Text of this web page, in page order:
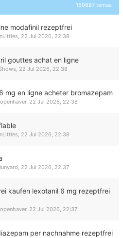
160687 temas
modafinil rezeptfrei
, 22 Jul 2026, 22:38
gouttes achat en ligne
, 22 Jul 2026, 22:38
mg en ligne acheter bromazepam
, 22 Jul 2026, 22:38
, 22 Jul 2026, 22:38
, 22 Jul 2026, 22:37
kaufen lexotanil 6 mg rezeptfrei
, 22 Jul 2026, 22:37
per nachnahme rezeptfrei